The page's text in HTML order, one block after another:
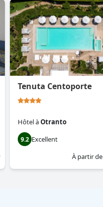
Tenuta Centoporte
HôtelàOtranto
9.2 Excellent
À partir de